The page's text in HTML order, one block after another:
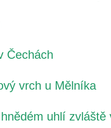
Čechách
vrch u Mělníka
uhlí zvláště